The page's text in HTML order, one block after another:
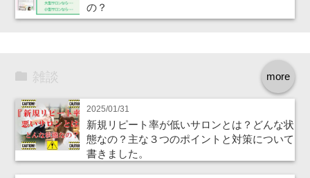
の？
more
雑談
2025/01/31
新規リピート率が低いサロンとは？どんな状
態なの？主な３つのポイントと対策について
書きました。